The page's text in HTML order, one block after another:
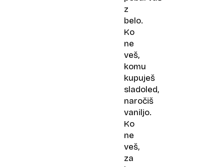
z
belo.
Ko
ne
veš,
komu
kupuješ
sladoled,
naročiš
vaniljo.
Ko
ne
veš,
za